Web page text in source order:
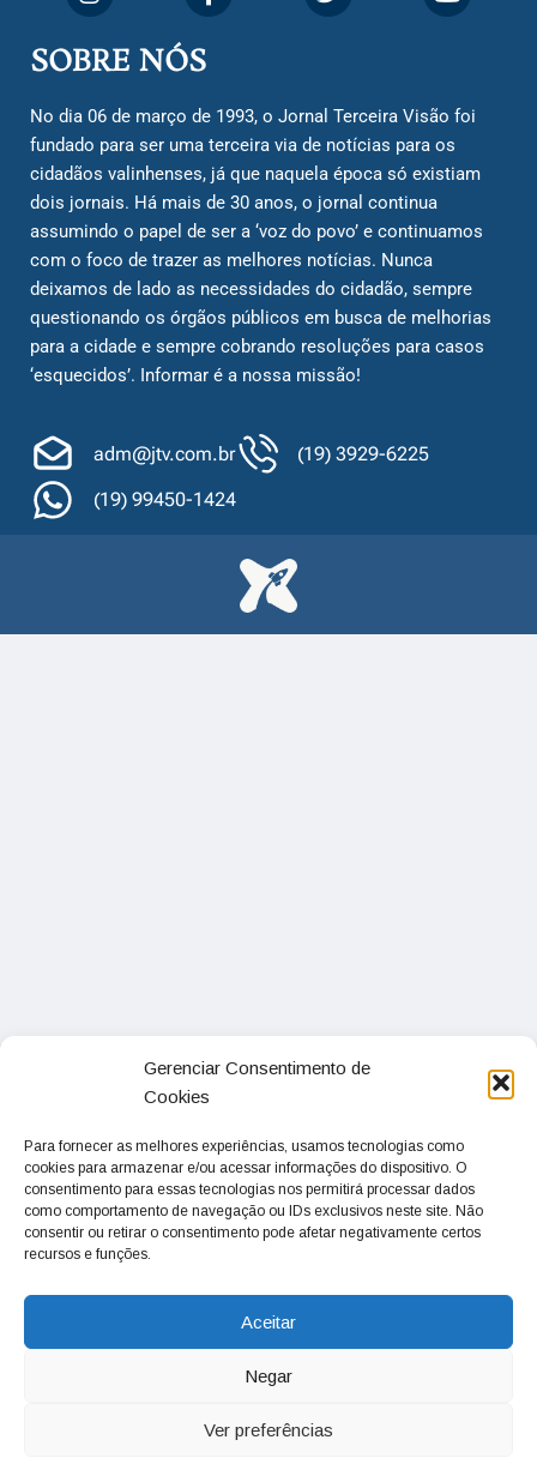
Gerenciar Consentimento de
Cookies
Para fornecer as melhores experiências, usamos tecnologias como
cookies para armazenar e/ou acessar informações do dispositivo. O
consentimento para essas tecnologias nos permitirá processar dados
como comportamento de navegação ou IDs exclusivos neste site. Não
consentir ou retirar o consentimento pode afetar negativamente certos
recursos e funções.
Aceitar
Negar
Ver preferências
SOBRE NÓS
No dia 06 de março de 1993, o Jornal Terceira Visão foi
fundado para ser uma terceira via de notícias para os
cidadãos valinhenses, já que naquela época só existiam
dois jornais. Há mais de 30 anos, o jornal continua
assumindo o papel de ser a ‘voz do povo’ e continuamos
com o foco de trazer as melhores notícias. Nunca
deixamos de lado as necessidades do cidadão, sempre
questionando os órgãos públicos em busca de melhorias
para a cidade e sempre cobrando resoluções para casos
‘esquecidos’. Informar é a nossa missão!
adm@jtv.com.br
(19) 3929-6225
(19) 99450-1424